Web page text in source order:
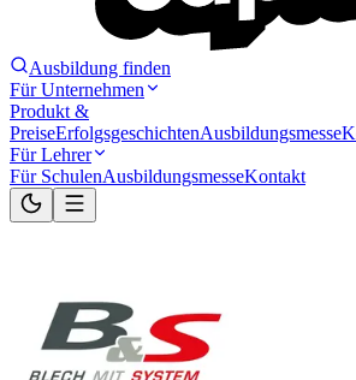
Ausbildung finden
Für Unternehmen
Produkt &
PreiseErfolgsgeschichtenAusbildungsmesse
Für Lehrer
Für SchulenAusbildungsmesseKontakt